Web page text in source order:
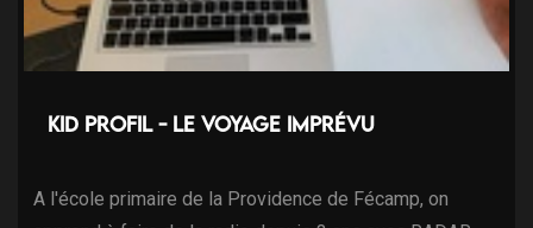
Kid Profil - Le voyage imprévu
A l'école primaire de la Providence de Fécamp, on